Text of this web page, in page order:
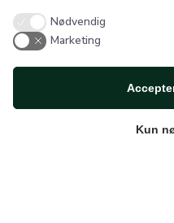
Nødvendig
Marketing
Kun